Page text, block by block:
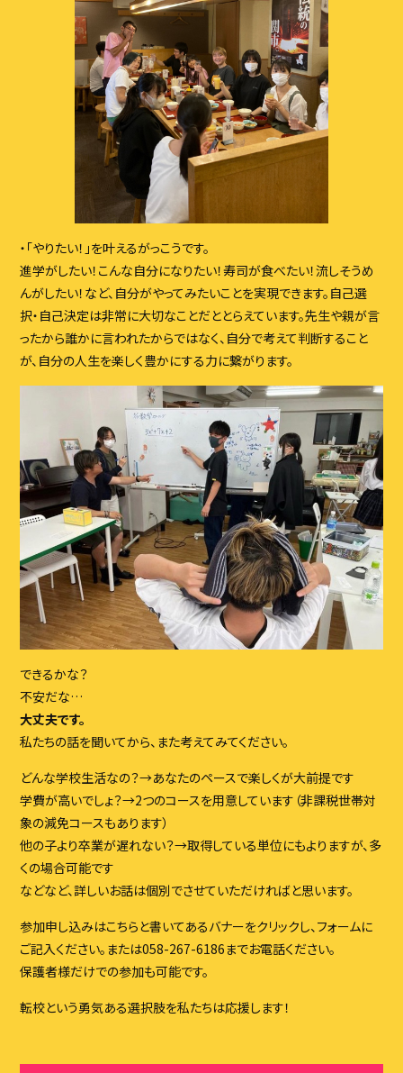
・「やりたい！」を叶えるがっこうです。
進学がしたい！こんな自分になりたい！寿司が⾷べたい！流しそうめ
んがしたい！など、⾃分がやってみたいことを実現できます。⾃⼰選
択・⾃⼰決定は⾮常に⼤切なことだととらえています。先⽣や親が⾔
ったから誰かに⾔われたからではなく、⾃分で考えて判断すること
が、⾃分の⼈⽣を楽しく豊かにする⼒に繋がります。
できるかな？
不安だな…
大丈夫です。
私たちの話を聞いてから、また考えてみてください。
どんな学校生活なの？→あなたのペースで楽しくが大前提です
学費が高いでしょ？→2つのコースを用意しています（非課税世帯対
象の減免コースもあります）
他の子より卒業が遅れない？→取得している単位にもよりますが、多
くの場合可能です
などなど、詳しいお話は個別でさせていただければと思います。
参加申し込みはこちらと書いてあるバナーをクリックし、フォームに
ご記入ください。または058-267-6186までお電話ください。
保護者様だけでの参加も可能です。
転校という勇気ある選択肢を私たちは応援します！